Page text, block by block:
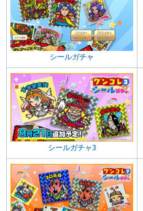
シールガチャ
シールガチャ3